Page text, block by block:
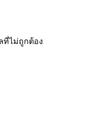
ที่ไม่ถูกต้อง